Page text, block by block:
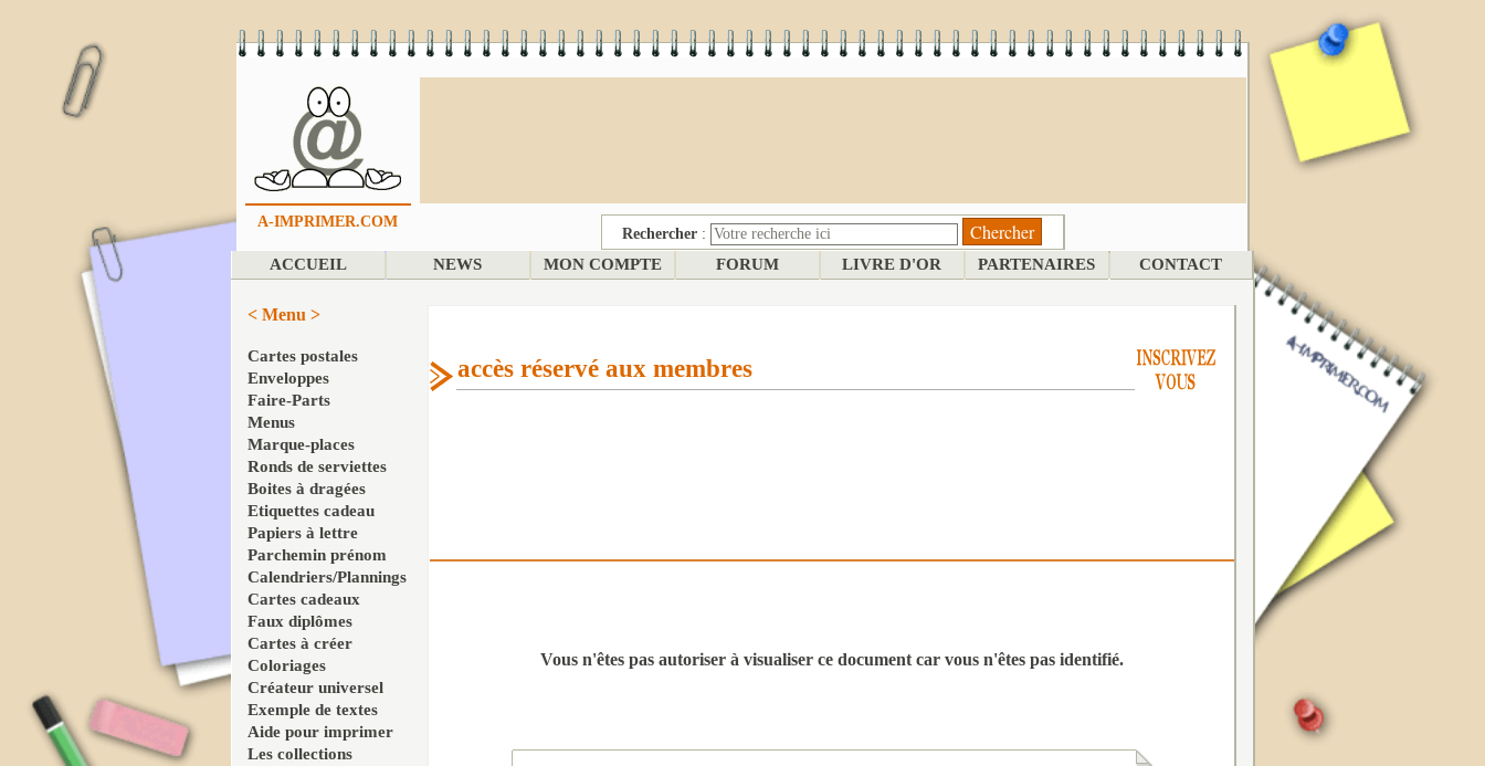
A-IMPRIMER.COM
Rechercher :
ACCUEIL NEWS MON COMPTE FORUM LIVRE D'OR PARTENAIRES CONTACT
< Menu >
Cartes postales
Enveloppes
Faire-Parts
Menus
Marque-places
Ronds de serviettes
Boites à dragées
Etiquettes cadeau
Papiers à lettre
Parchemin prénom
Calendriers/Plannings
Cartes cadeaux
Faux diplômes
Cartes à créer
Coloriages
Créateur universel
Exemple de textes
Aide pour imprimer
Les collections
accès réservé aux membres
Vous n'êtes pas autoriser à visualiser ce document car vous n'êtes pas identifié.